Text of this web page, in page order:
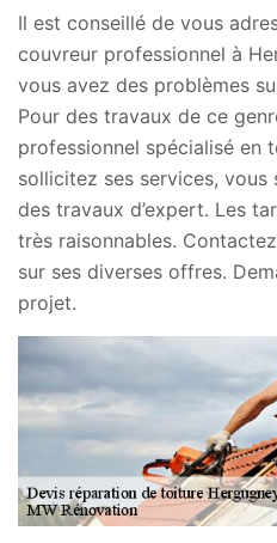
Il est conseillé de vous
couvreur professionnel à
vous avez des problèmes
Pour des travaux de ce
professionnel spécialisé en
sollicitez ses services,
des travaux d’expert. Les
très raisonnables.
sur ses diverses offres.
projet.